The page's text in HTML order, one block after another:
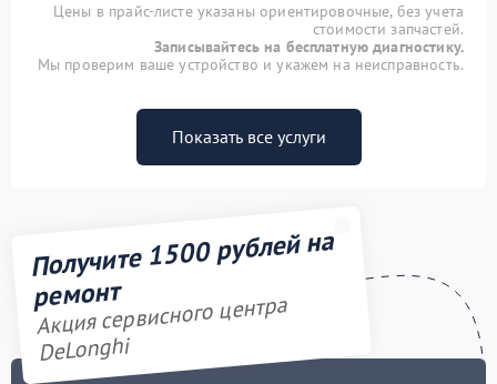
Цены в прайс-листе указаны ориентировочные, без учета
стоимости запчастей.
Записывайтесь на бесплатную диагностику.
Мы проверим ваше устройство и укажем на неисправность.
Показать все услуги
Получите 1500 рублей на
ремонт
Акция сервисного центра
DeLonghi